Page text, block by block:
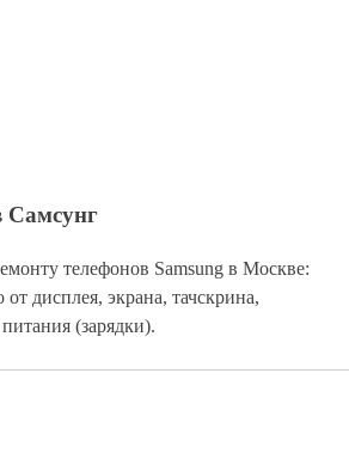
Самсунг
телефонов Samsung в Москве:
от дисплея, экрана, тачскрина,
(зарядки).